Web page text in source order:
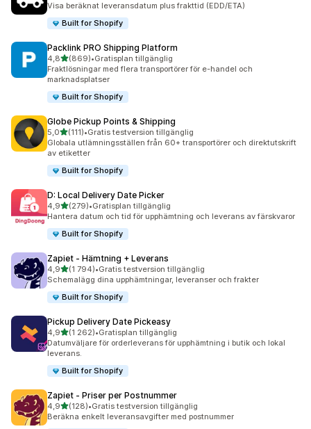
Visa beräknat leveransdatum plus frakttid (EDD/ETA)
Built for Shopify
Packlink PRO Shipping Platform
4,8av 5 stjärnor
(869)
869 recensioner totalt
•Gratisplan tillgänglig
Fraktlösningar med flera transportörer för e-handel och
marknadsplatser
Built for Shopify
Globe Pickup Points & Shipping
5,0av 5 stjärnor
(111)
111 recensioner totalt
•Gratis testversion tillgänglig
Globala utlämningsställen från 60+ transportörer och direktutskrift
av etiketter
Built for Shopify
D: Local Delivery Date Picker
4,9av 5 stjärnor
(279)
279 recensioner totalt
•Gratisplan tillgänglig
Hantera datum och tid för upphämtning och leverans av färskvaror
Built for Shopify
Zapiet ‑ Hämtning + Leverans
4,9av 5 stjärnor
(1 794)
1794 recensioner totalt
•Gratis testversion tillgänglig
Schemalägg dina upphämtningar, leveranser och frakter
Built for Shopify
Pickup Delivery Date Pickeasy
4,9av 5 stjärnor
(1 262)
1262 recensioner totalt
•Gratisplan tillgänglig
Datumväljare för orderleverans för upphämtning i butik och lokal
leverans.
Built for Shopify
Zapiet ‑ Priser per Postnummer
4,9av 5 stjärnor
(128)
128 recensioner totalt
•Gratis testversion tillgänglig
Beräkna enkelt leveransavgifter med postnummer